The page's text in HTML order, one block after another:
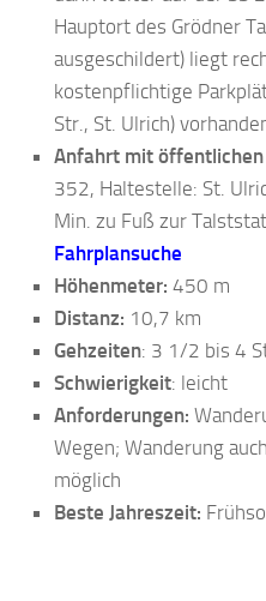
Hauptort des Grödner
ausgeschildert) liegt
kostenpflichtige
Str., St. Ulrich)
Anfahrt mit
352, Haltestelle: St.
Min. zu Fuß zur
Fahrplansuche
Höhenmeter: 450 m
Distanz: 10,7 km
Gehzeiten: 3 1/2 bis 4
Schwierigkeit: leicht
Anforderungen:
Wegen; Wanderung
möglich
Beste Jahreszeit: